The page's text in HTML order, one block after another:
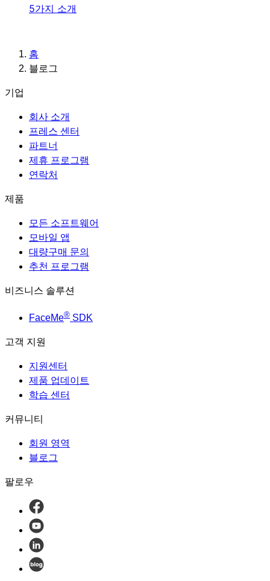
5가지 소개
홈
블로그
기업
회사 소개
프레스 센터
파트너
제휴 프로그램
연락처
제품
모든 소프트웨어
모바일 앱
대량구매 문의
추천 프로그램
비즈니스 솔루션
FaceMe® SDK
고객 지원
지원센터
제품 업데이트
학습 센터
커뮤니티
회원 영역
블로그
팔로우